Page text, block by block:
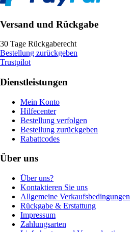
Versand und Rückgabe
30 Tage Rückgaberecht
Bestellung zurückgeben
Trustpilot
Dienstleistungen
Mein Konto
Hilfecenter
Bestellung verfolgen
Bestellung zurückgeben
Rabattcodes
Über uns
Über uns?
Kontaktieren Sie uns
Allgemeine Verkaufsbedingungen
Rückgabe & Erstattung
Impressum
Zahlungsarten